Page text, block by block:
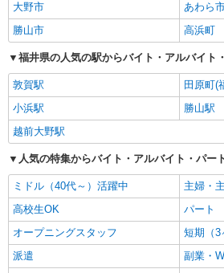
大野市
あわら
勝山市
高浜町
福井県の人気の駅からバイト・アルバイト
敦賀駅
田原町(
小浜駅
勝山駅
越前大野駅
人気の特集からバイト・アルバイト・パー
ミドル（40代～）活躍中
主婦・
高校生OK
パート
オープニングスタッフ
短期（3
派遣
副業・